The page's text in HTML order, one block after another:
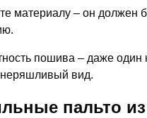
материалу – он
пошива – даже
вид.
пальто